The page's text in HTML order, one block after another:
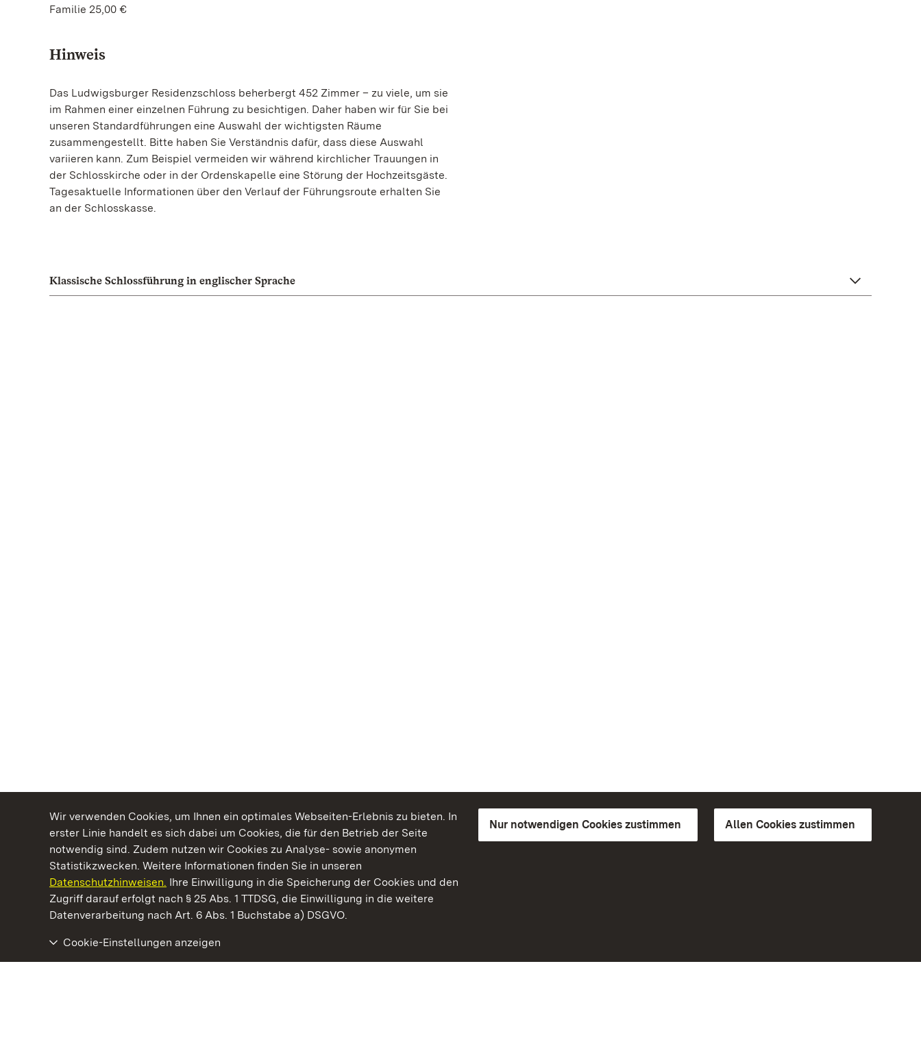
Wir verwenden Cookies, um Ihnen ein optimales Webseiten-Erlebnis zu bieten. In
erster Linie handelt es sich dabei um Cookies, die für den Betrieb der Seite
notwendig sind. Zudem nutzen wir Cookies zu Analyse- sowie anonymen
Statistikzwecken. Weitere Informationen finden Sie in unseren
Datenschutzhinweisen. Ihre Einwilligung in die Speicherung der Cookies und den
Zugriff darauf erfolgt nach § 25 Abs. 1 TTDSG, die Einwilligung in die weitere
Datenverarbeitung nach Art. 6 Abs. 1 Buchstabe a) DSGVO.
Nur notwendigen Cookies zustimmen Allen Cookies zustimmen
Cookie-Einstellungen anzeigen
Familie 25,00 €
Hinweis
Das Ludwigsburger Residenzschloss beherbergt 452 Zimmer – zu viele, um sie
im Rahmen einer einzelnen Führung zu besichtigen. Daher haben wir für Sie bei
unseren Standardführungen eine Auswahl der wichtigsten Räume
zusammengestellt. Bitte haben Sie Verständnis dafür, dass diese Auswahl
variieren kann. Zum Beispiel vermeiden wir während kirchlicher Trauungen in
der Schlosskirche oder in der Ordenskapelle eine Störung der Hochzeitsgäste.
Tagesaktuelle Informationen über den Verlauf der Führungsroute erhalten Sie
an der Schlosskasse.
Klassische Schlossführung in englischer Sprache
Kommen. Staunen. Genießen.